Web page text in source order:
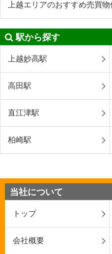
上越エリアのおすすめ売買物
駅から探す
上越妙高駅
高田駅
直江津駅
柏崎駅
当社について
トップ
会社概要